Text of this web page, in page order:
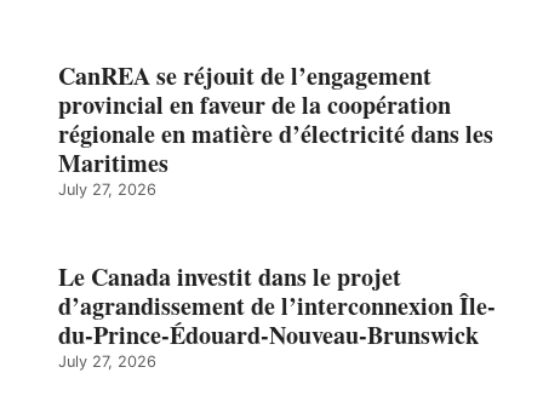
CanREA se réjouit de l’engagement
provincial en faveur de la coopération
régionale en matière d’électricité dans les
Maritimes
July 27, 2026
Le Canada investit dans le projet
d’agrandissement de l’interconnexion Île-
du-Prince-Édouard-Nouveau-Brunswick
July 27, 2026